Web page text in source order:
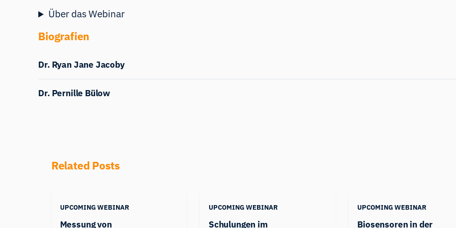
Über das Webinar
Biografien
Dr. Ryan Jane Jacoby
Dr. Pernille Bülow
Related Posts
UPCOMING WEBINAR
Messung von
UPCOMING WEBINAR
Schulungen im
UPCOMING WEBINAR
Biosensoren in der